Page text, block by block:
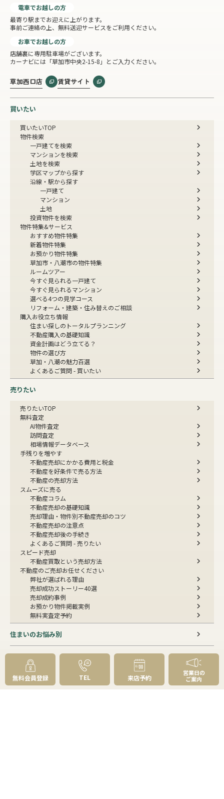
電車でお越しの方
最寄り駅までお迎えに上がります。
事前ご連絡の上、無料送迎サービスをご利用ください。
お車でお越しの方
店舗裏に専用駐車場がございます。
カーナビには「草加市中央2-15-8」とご入力ください。
草加西口店 賃貸サイト
買いたい
買いたいTOP
物件検索
一戸建てを検索
マンションを検索
土地を検索
学区マップから探す
沿線・駅から探す
一戸建て
マンション
土地
投資物件を検索
物件特集&サービス
おすすめ物件特集
新着物件特集
お預かり物件特集
草加市・八潮市の物件特集
ルームツアー
今すぐ見られる一戸建て
今すぐ見られるマンション
選べる4つの見学コース
リフォーム・建築・住み替えのご相談
購入お役立ち情報
住まい探しのトータルプランニング
不動産購入の基礎知識
資金計画はどう立てる？
物件の選び方
草加・八潮の魅力百選
よくあるご質問 - 買いたい
売りたい
売りたいTOP
無料査定
AI物件査定
訪問査定
相場情報データベース
手残りを増やす
不動産売却にかかる費用と税金
不動産を好条件で売る方法
不動産の売却方法
スムーズに売る
不動産コラム
不動産売却の基礎知識
売却理由・物件別不動産売却のコツ
不動産売却の注意点
不動産売却後の手続き
よくあるご質問 - 売りたい
スピード売却
不動産買取という売却方法
不動産のご売却お任せください
弊社が選ばれる理由
売却成功ストーリー40選
売却成約事例
お預かり物件掲載実例
無料実査定予約
住まいのお悩み別
会社案内
会社案内TOP
私たちについて
無料会員登録 TEL 来店予約
営業日の
ご案内